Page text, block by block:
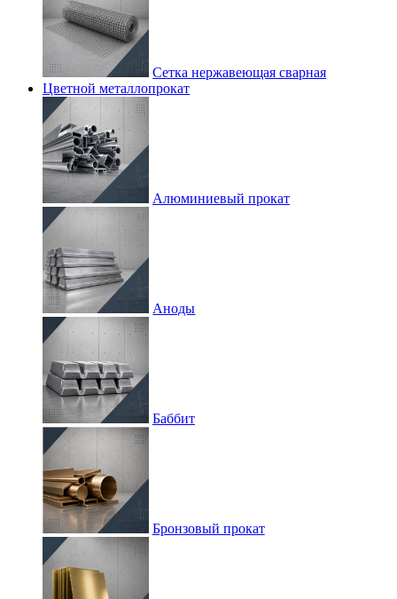
Сетка нержавеющая сварная
Цветной металлопрокат
Алюминиевый прокат
Аноды
Баббит
Бронзовый прокат